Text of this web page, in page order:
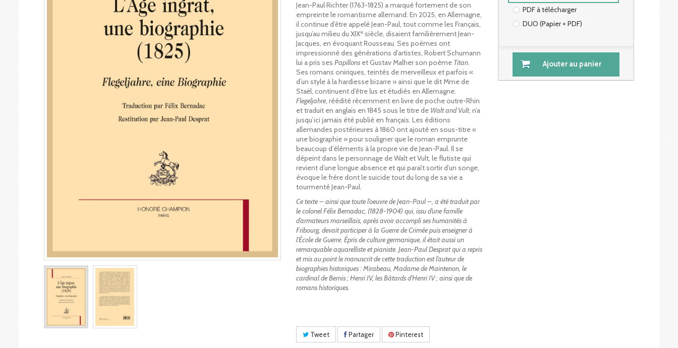
Jean-Paul Richter (1763-1825) a marqué fortement de son
empreinte le romantisme allemand. En 2025, en Allemagne,
il continue d’être appelé Jean-Paul, tout comme les Français,
jusqu’au milieu du XIXe siècle, disaient familièrement Jean-
Jacques, en évoquant Rousseau. Ses poèmes ont
impressionné des générations d’artistes, Robert Schumann
lui a pris ses Papillons et Gustav Malher son poème Titan.
Ses romans oniriques, teintés de merveilleux et parfois «
d’un style à la hardiesse bizarre » ainsi que le dit Mme de
Staël, continuent d’être lus et étudiés en Allemagne.
Flegeljahre, réédité récemment en livre de poche outre-Rhin
et traduit en anglais en 1845 sous le titre de Walt and Vult, n’a
jusqu’ici jamais été publié en français. Les éditions
allemandes postérieures à 1860 ont ajouté en sous-titre «
une biographie » pour souligner que le roman emprunte
beaucoup d’éléments à la propre vie de Jean-Paul. Il se
dépeint dans le personnage de Walt et Vult, le flutiste qui
revient d’une longue absence et qui paraît sortir d’un songe,
évoque le frère dont le suicide tout du long de sa vie a
tourmenté Jean-Paul.
Ce texte – ainsi que toute l’oeuvre de Jean-Paul –, a été traduit par
le colonel Félix Bernadac, (1828-1904) qui, issu d’une famille
d’armateurs marseillais, après avoir accompli ses humanités à
Fribourg, devait participer à la Guerre de Crimée puis enseigner à
l’École de Guerre. Épris de culture germanique, il était aussi un
remarquable aquarelliste et pianiste. Jean-Paul Desprat qui a repris
et mis au point le manuscrit de cette traduction est l’auteur de
biographies historiques : Mirabeau, Madame de Maintenon, le
cardinal de Bernis ; Henri IV, les Bâtards d’Henri IV ; ainsi que de
romans historiques.
Tweet Partager Pinterest
PDF à télécharger
DUO (Papier + PDF)
Ajouter au panier